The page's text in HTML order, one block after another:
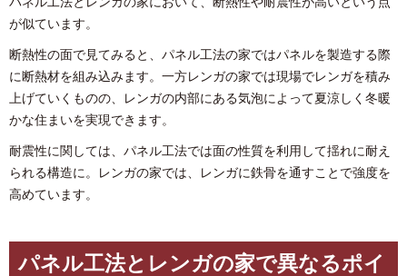
が似ています。
断熱性の面で見てみると、パネル工法の家ではパネルを製造する際
に断熱材を組み込みます。一方レンガの家では現場でレンガを積み
上げていくものの、レンガの内部にある気泡によって夏涼しく冬暖
かな住まいを実現できます。
耐震性に関しては、パネル工法では面の性質を利用して揺れに耐え
られる構造に。レンガの家では、レンガに鉄骨を通すことで強度を
高めています。
パネル工法とレンガの家で異なるポイ